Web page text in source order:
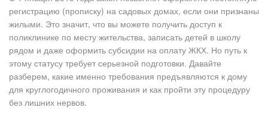
регистрацию (прописку) на садовых домах, если они признаны
жилыми. Это значит, что вы можете получить доступ к
поликлинике по месту жительства, записать детей в школу
рядом и даже оформить субсидии на оплату ЖКХ. Но путь к
этому статусу требует серьезной подготовки. Давайте
разберем, какие именно требования предъявляются к дому
для круглогодичного проживания и как пройти эту процедуру
без лишних нервов.